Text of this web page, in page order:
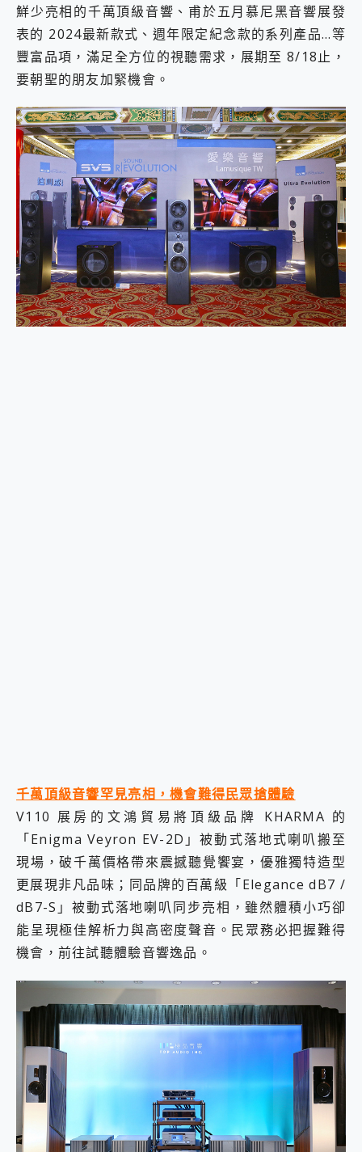
好玩好拍 vivo V50 ~ 口袋裡的 Zeiss 潮流攝影棚!
25種洗烘模式一機搞定! Roborock 衣莉莎白 H1 Neo分子篩洗脫烘 AI 滾筒洗衣機
給 MSI Claw 系列電競掌機 最完美的家 MSI Nest Docking Station 掌機專屬擴充底座 開箱 評測
B&O 精品級音響! Home+ 中嘉寬頻 SoundBox 劇院串流盒 開箱 評測
3 個超值 MHN 飛人工具分享~~ iToolab AnyGo 魔物獵人 Now飛人 ios教學 不出門也可以到處走
Locawhere AnyTo 寶可夢飛人 AnyTo 不出門也可以飛遍全世界
小體積 40000mAh 超大容量 一次充5個設備 充好充滿 CUKTECH 酷態科 300W 微型充電站 開箱 評測
97.3% 恢復率，資料救援就是這麼簡單 EaseUS Data Recovery Wizard Free 18.0.0 業界最好的資料救援軟體
全新 SONY Xperia 1 VI 開箱! 相機實測! 長焦覆蓋更遠更清晰、2日長續航、頂尖影音娛樂效能~
Xiaomi 14 Ultra 開箱 評測~ 有深度的 Leica 影像旗艦手機! 加碼小旗艦 Xiaomi 14 開箱 評測
vivo TWS 3e 真無線藍牙耳機智慧降噪升級、音質明亮溫潤，並支援雙設備連接~
MSI Claw 掌機專屬配件包 來囉 完美保護 MSI Claw A1M-026TW 電競掌機
人像旗艦 vivo V30 系列 開箱 評測! 首搭蔡司光學鏡頭、攝影棚級柔光環、拍攝功能最好玩的美拍神機 vivo V30 Pro
多個願望一次滿足 超強散熱 微星 MSI Claw A1M-026TW 電競掌機 開箱 評測
一吸完美對位 擁有超強吸力與超好用的隱磁支架 O-ONE MAG 最會吸的行動電源 開箱 評測
OPPO 哈蘇 300mm 專業增距鏡實測：Find X9 Ultra 光學長焦隨手拍，紀錄生活就是這麼簡單
鮮少亮相的千萬頂級音響、甫於五月慕尼黑音響展發
表的 2024最新款式、週年限定紀念款的系列產品…等
豐富品項，滿足全方位的視聽需求，展期至 8/18止，
要朝聖的朋友加緊機會。
千萬頂級音響罕見亮相，機會難得民眾搶體驗
V110 展房的文鴻貿易將頂級品牌 KHARMA 的
「Enigma Veyron EV-2D」被動式落地式喇叭搬至
現場，破千萬價格帶來震撼聽覺饗宴，優雅獨特造型
更展現非凡品味；同品牌的百萬級「Elegance dB7 /
dB7-S」被動式落地喇叭同步亮相，雖然體積小巧卻
能呈現極佳解析力與高密度聲音。民眾務必把握難得
機會，前往試聽體驗音響逸品。